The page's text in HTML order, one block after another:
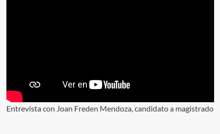
Entrevista con Joan Freden Mendoza, candidato a magistrado